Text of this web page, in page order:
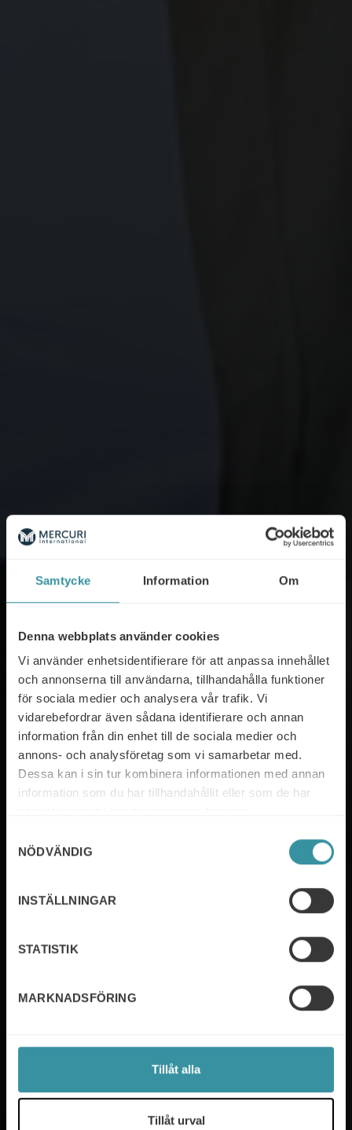
Samtycke Information Om
Denna webbplats använder cookies
Vi använder enhetsidentifierare för att anpassa innehållet
och annonserna till användarna, tillhandahålla funktioner
för sociala medier och analysera vår trafik. Vi
vidarebefordrar även sådana identifierare och annan
information från din enhet till de sociala medier och
annons- och analysföretag som vi samarbetar med.
Dessa kan i sin tur kombinera informationen med annan
information som du har tillhandahållit eller som de har
NÖDVÄNDIG
INSTÄLLNINGAR
STATISTIK
MARKNADSFÖRING
Tillåt alla
Tillåt urval
Vi hjälper dig att nå
en hållbar säljstrategi
Bygg en framgångsrik säljorganisation
med hjälp av forskningsbaserade